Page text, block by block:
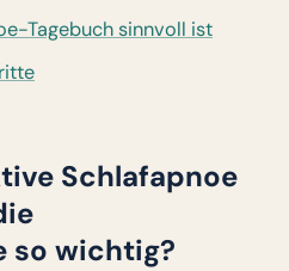
Tagebuch sinnvoll ist
Schlafapnoe
so wichtig?